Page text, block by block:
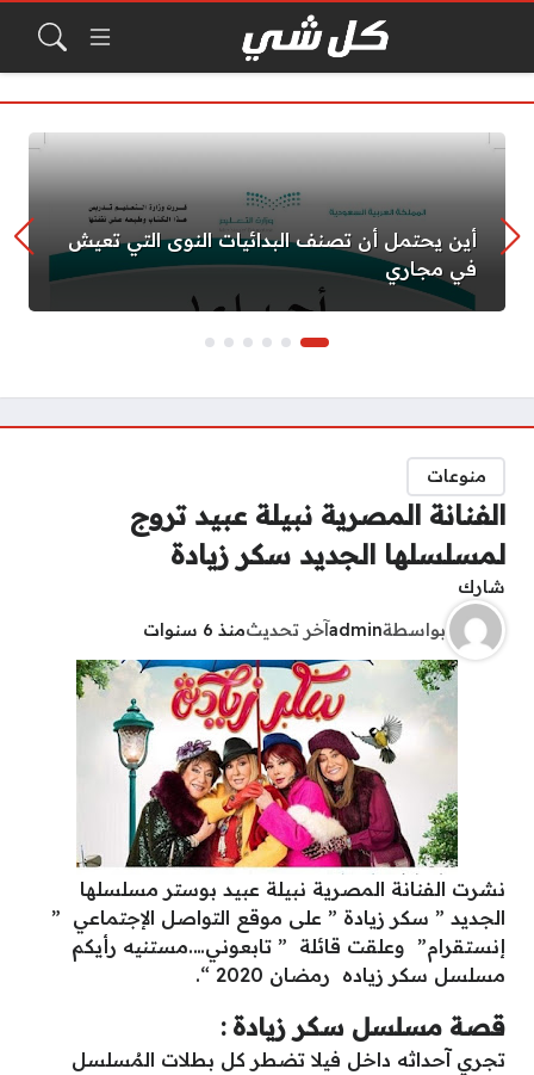
أين يحتمل أن تصنف البدائيات النوى التي تعيش
في مجاري
منوعات
الفنانة المصرية نبيلة عبيد تروج
لمسلسلها الجديد سكر زيادة
شارك
بواسطةadminآخر تحديثمنذ 6 سنوات
نشرت الفنانة المصرية نبيلة عبيد بوستر مسلسلها
الجديد ” سكر زيادة ” على موقع التواصل الإجتماعي ”
إنستقرام” وعلقت قائلة ” ‎تابعوني….مستنيه رأيكم
مسلسل سكر زياده رمضان 2020 “.
قصة مسلسل سكر زيادة :
تجري آحداثه داخل فيلا تضطر كل بطلات المُسلسل